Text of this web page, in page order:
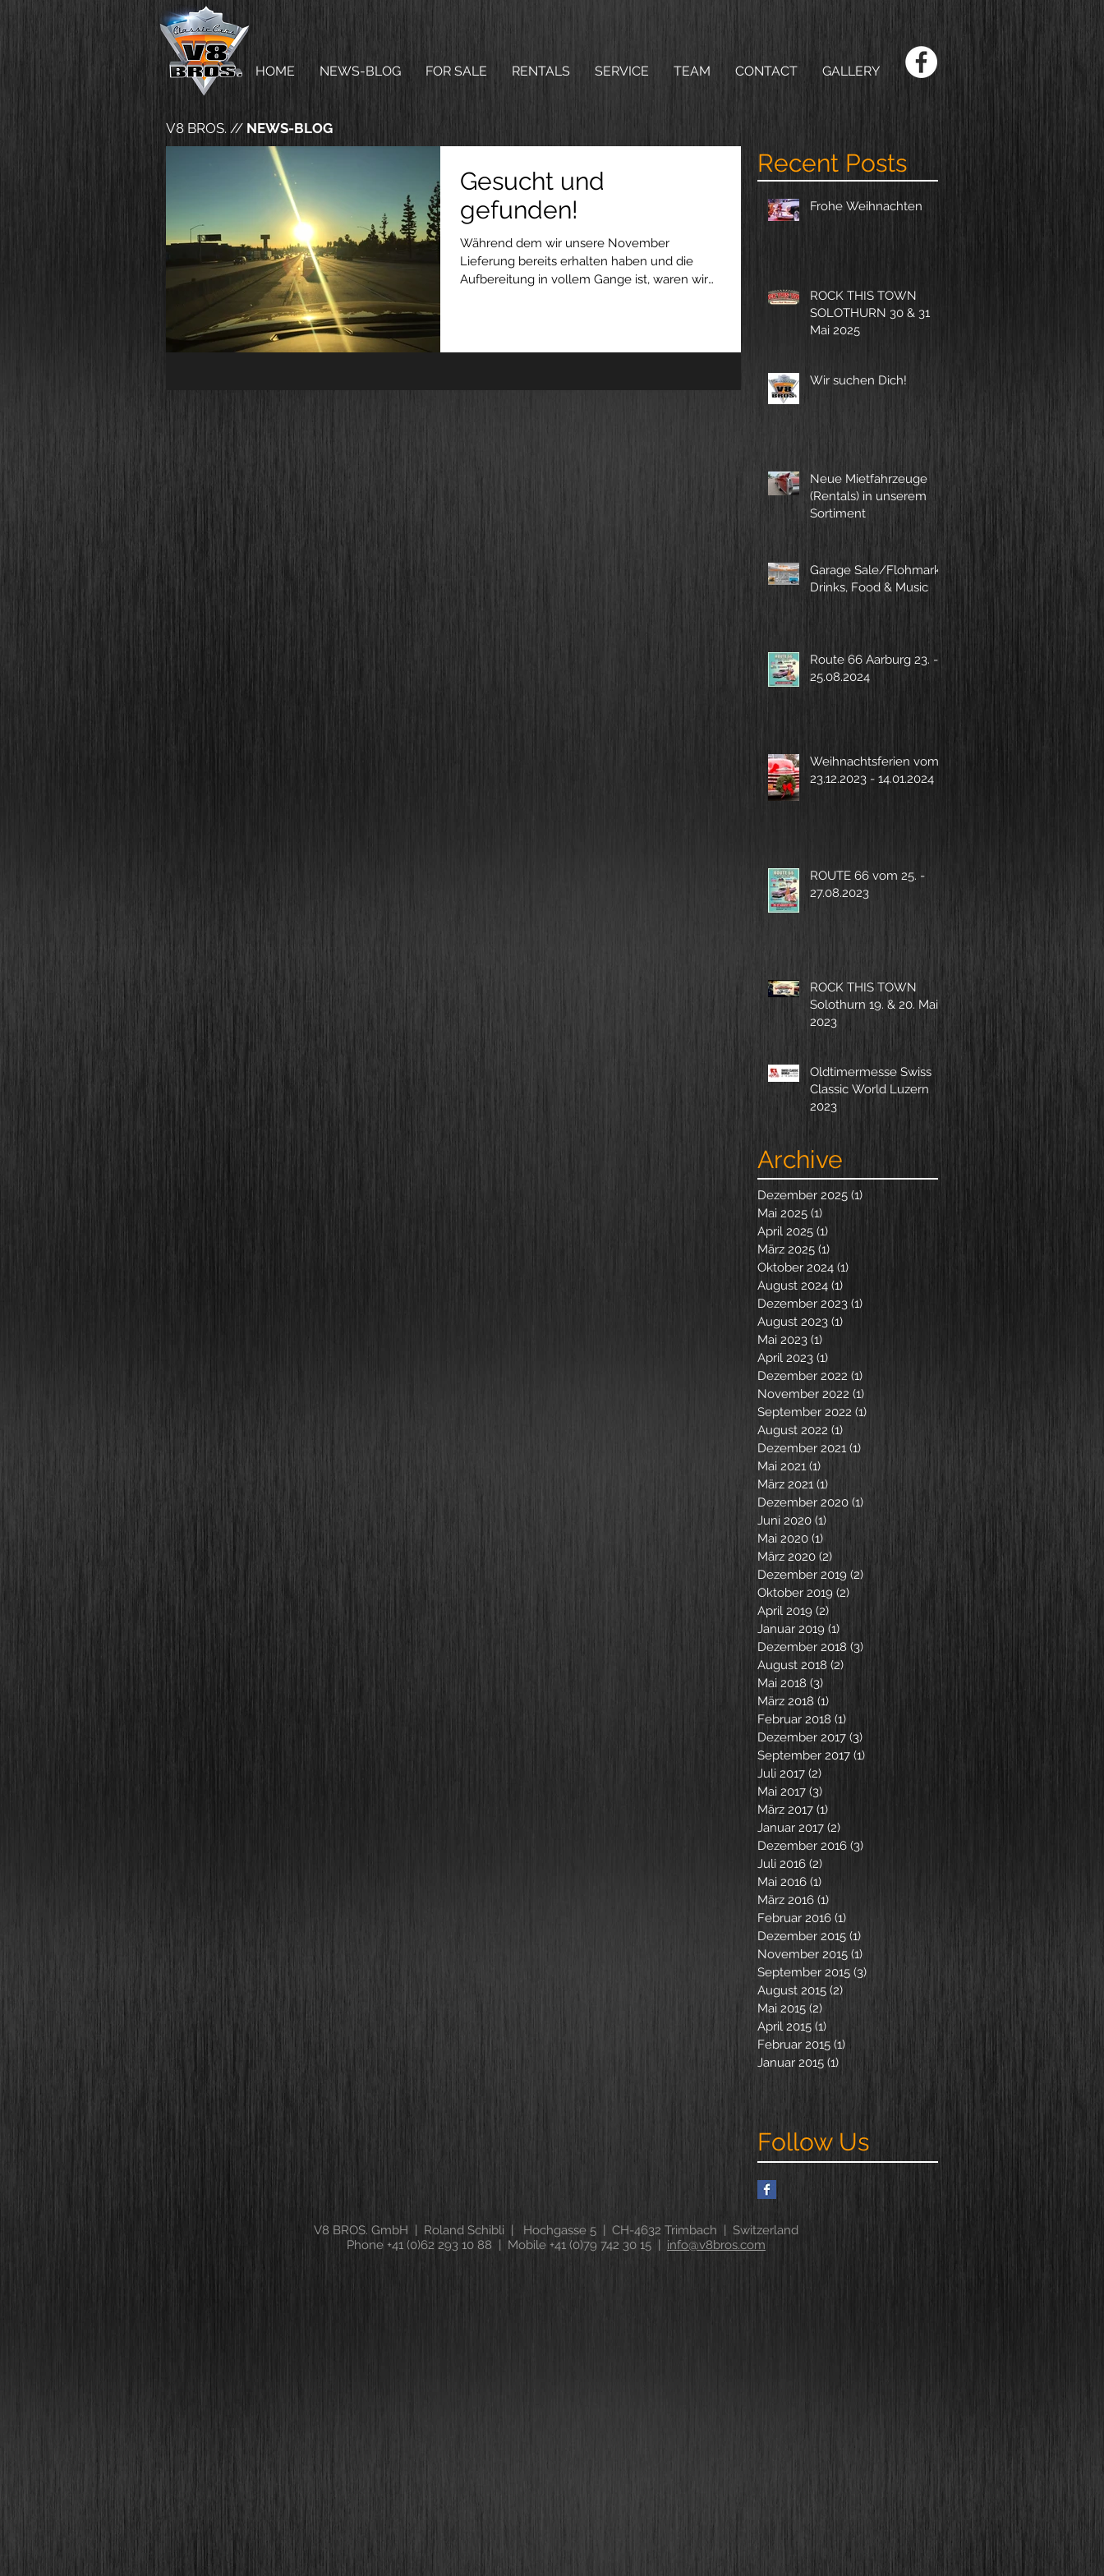
HOME NEWS-BLOG FOR SALE RENTALS SERVICE TEAM CONTACT GALLERY
V8 BROS. // NEWS-BLOG
Gesucht und
gefunden!
Während dem wir unsere November
Lieferung bereits erhalten haben und die
Aufbereitung in vollem Gange ist, waren wir
Recent Posts
Frohe Weihnachten
ROCK THIS TOWN
SOLOTHURN 30 & 31
Mai 2025
Wir suchen Dich!
Neue Mietfahrzeuge
(Rentals) in unserem
Sortiment
Garage Sale/Flohmarkt,
Drinks, Food & Music
Route 66 Aarburg 23. -
25.08.2024
Weihnachtsferien vom
23.12.2023 - 14.01.2024
ROUTE 66 vom 25. -
27.08.2023
ROCK THIS TOWN
Solothurn 19. & 20. Mai
2023
Oldtimermesse Swiss
Classic World Luzern
2023
Archive
Dezember 2025 (1)
Mai 2025 (1)
April 2025 (1)
März 2025 (1)
Oktober 2024 (1)
August 2024 (1)
Dezember 2023 (1)
August 2023 (1)
Mai 2023 (1)
April 2023 (1)
Dezember 2022 (1)
November 2022 (1)
September 2022 (1)
August 2022 (1)
Dezember 2021 (1)
Mai 2021 (1)
März 2021 (1)
Dezember 2020 (1)
Juni 2020 (1)
Mai 2020 (1)
März 2020 (2)
Dezember 2019 (2)
Oktober 2019 (2)
April 2019 (2)
Januar 2019 (1)
Dezember 2018 (3)
August 2018 (2)
Mai 2018 (3)
März 2018 (1)
Februar 2018 (1)
Dezember 2017 (3)
September 2017 (1)
Juli 2017 (2)
Mai 2017 (3)
März 2017 (1)
Januar 2017 (2)
Dezember 2016 (3)
Juli 2016 (2)
Mai 2016 (1)
März 2016 (1)
Februar 2016 (1)
Dezember 2015 (1)
November 2015 (1)
September 2015 (3)
August 2015 (2)
Mai 2015 (2)
April 2015 (1)
Februar 2015 (1)
Januar 2015 (1)
Follow Us
V8 BROS. GmbH | Roland Schibli | Hochgasse 5 | CH-4632 Trimbach | Switzerland
Phone +41 (0)62 293 10 88 | Mobile +41 (0)79 742 30 15 | info@v8bros.com